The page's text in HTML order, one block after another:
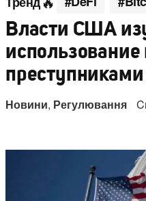
Власти США
преступниками
Новини, Регулювання